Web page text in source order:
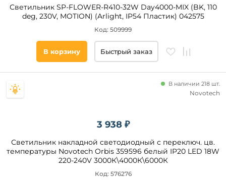
Ширина,
Высота,
Количество
температур
эксплуатации
Светильник SP-FLOWER-R410-32W Day4000-MIX (BK, 110
deg, 230V, MOTION) (Arlight, IP54 Пластик) 042575
Код: 509999
В корзину Быстрый заказ
3 938 ₽
Светильник накладной светодиодный с переключ. цв.
температуры Novotech Orbis 359596 белый IP20 LED 18W
220-240V 3000К\4000К\6000К
В наличии 218 шт.
Код: 576276
Novotech